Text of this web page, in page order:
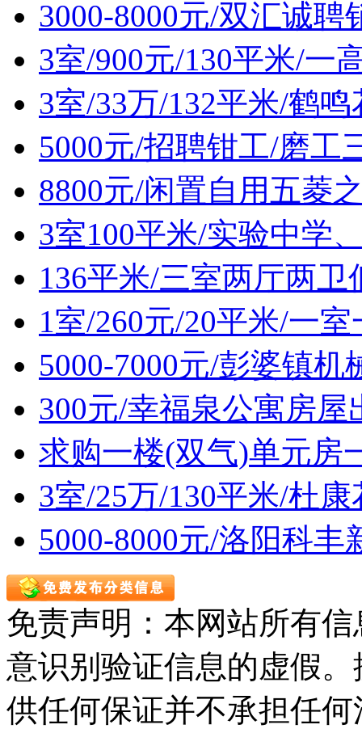
3000-8000元/双汇诚聘
3室/900元/130平米/一
3室/33万/132平米/鹤
5000元/招聘钳工/磨工
8800元/闲置自用五菱
3室100平米/实验中学
136平米/三室两厅两卫
1室/260元/20平米/一
5000-7000元/彭婆镇
300元/幸福泉公寓房屋
求购一楼(双气)单元房
3室/25万/130平米/杜
5000-8000元/洛阳科
免责声明：本网站所有
意识别验证信息的虚假
供任何保证并不承担任